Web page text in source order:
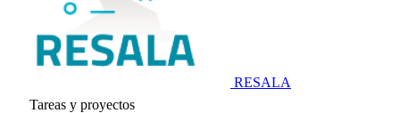
RESALA
Tareas y proyectos